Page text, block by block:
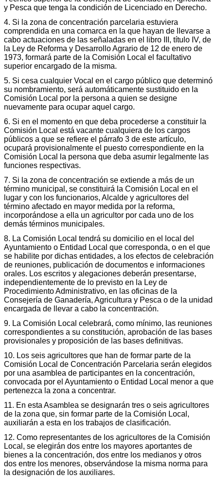
y Pesca que tenga la condición de Licenciado en Derecho.
4. Si la zona de concentración parcelaria estuviera
comprendida en una comarca en la que hayan de llevarse a
cabo actuaciones de las señaladas en el libro III, título IV, de
la Ley de Reforma y Desarrollo Agrario de 12 de enero de
1973, formará parte de la Comisión Local el facultativo
superior encargado de la misma.
5. Si cesa cualquier Vocal en el cargo público que determinó
su nombramiento, será automáticamente sustituido en la
Comisión Local por la persona a quien se designe
nuevamente para ocupar aquel cargo.
6. Si en el momento en que deba procederse a constituir la
Comisión Local está vacante cualquiera de los cargos
públicos a que se refiere el párrafo 3 de este artículo,
ocupará provisionalmente el puesto correspondiente en la
Comisión Local la persona que deba asumir legalmente las
funciones respectivas.
7. Si la zona de concentración se extiende a más de un
término municipal, se constituirá la Comisión Local en el
lugar y con los funcionarios, Alcalde y agricultores del
término afectado en mayor medida por la reforma,
incorporándose a ella un agricultor por cada uno de los
demás términos municipales.
8. La Comisión Local tendrá su domicilio en el local del
Ayuntamiento o Entidad Local que corresponda, o en el que
se habilite por dichas entidades, a los efectos de celebración
de reuniones, publicación de documentos e informaciones
orales. Los escritos y alegaciones deberán presentarse,
independientemente de lo previsto en la Ley de
Procedimiento Administrativo, en las oficinas de la
Consejería de Ganadería, Agricultura y Pesca o de la unidad
encargada de llevar a cabo la concentración.
9. La Comisión Local celebrará, como mínimo, las reuniones
correspondientes a su constitución, aprobación de las bases
provisionales y proposición de las bases definitivas.
10. Los seis agricultores que han de formar parte de la
Comisión Local de Concentración Parcelaria serán elegidos
por una asamblea de participantes en la concentración,
convocada por el Ayuntamiento o Entidad Local menor a que
pertenezca la zona a concentrar.
11. En esta Asamblea se designarán tres o seis agricultores
de la zona que, sin formar parte de la Comisión Local,
auxiliarán a esta en los trabajos de clasificación.
12. Como representantes de los agricultores de la Comisión
Local, se elegirán dos entre los mayores aportantes de
bienes a la concentración, dos entre los medianos y otros
dos entre los menores, observándose la misma norma para
la designación de los auxiliares.